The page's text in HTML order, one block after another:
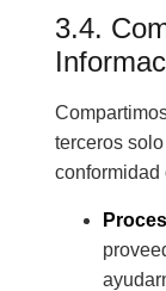
3.4.
terceros
conformidad